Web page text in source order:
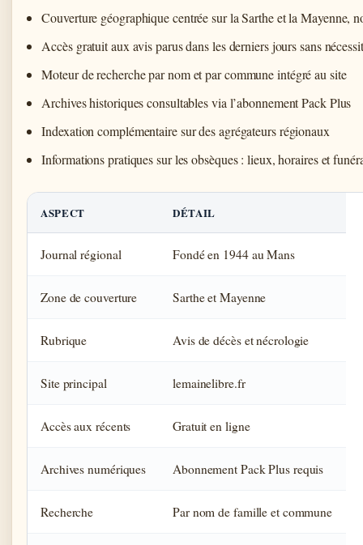
Couverture géographique centrée sur la Sarthe et la Mayenne,
Accès gratuit aux avis parus dans les derniers jours sans
Moteur de recherche par nom et par commune intégré au site
Archives historiques consultables via l’abonnement Pack Plus
Indexation complémentaire sur des agrégateurs régionaux
Informations pratiques sur les obsèques : lieux, horaires et
ASPECT DÉTAIL
Journal régional Fondé en 1944 au Mans
Zone de couverture Sarthe et Mayenne
Rubrique Avis de décès et nécrologie
Site principal lemainelibre.fr
Accès aux récents Gratuit en ligne
Archives numériques Abonnement Pack Plus requis
Recherche Par nom de famille et commune